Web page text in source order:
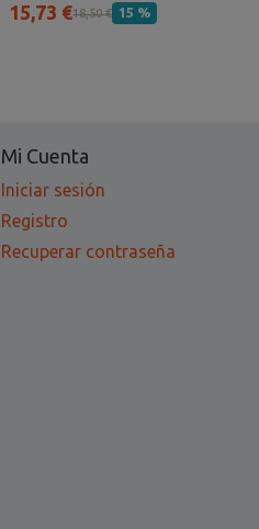
15,73 €18,50 € 15 %
Mi Cuenta
Iniciar sesión
Registro
Recuperar contraseña